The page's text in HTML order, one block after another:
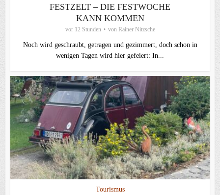
FESTZELT – DIE FESTWOCHE
KANN KOMMEN
vor 12 Stunden von Rainer Nitzsche
Noch wird geschraubt, getragen und gezimmert, doch schon in
wenigen Tagen wird hier gefeiert: In...
Tourismus